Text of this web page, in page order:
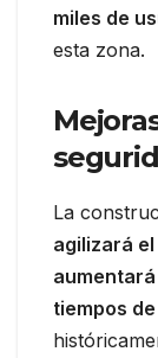
miles de
esta zona.
La
agilizará
tiempos